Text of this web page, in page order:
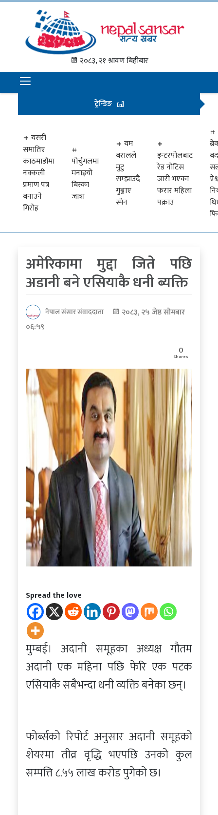
२०८३, २१ श्रावण बिहीबार
समाचार
राजनीति
अन्तराष्ट्रिय
अर्थ
मनोरञ्जन
प्रवास
खेलकुद
पत्रपत्रिकाबाट
ट्रेन्डिङ
यसरी
समातिए
काठमाडौंमा
नक्कली
प्रमाण पत्र
बनाउने
गिरोह
पोर्चुगलमा
मनाइयो
बिस्का
जात्रा
यम
बरालले
मुटु
सम्झाउदै
गुञ्जाए
स्पेन
इन्टरपोलबाट
रेड नोटिस
जारी भएका
फरार महिला
पक्राउ
अमेरिकामा मुद्दा जिते पछि
अडानी बने एसियाकै धनी ब्यक्ति
नेपाल संसार संवाददाता
२०८३, २५ जेष्ठ सोमबार
०६:५९
0
Shares
Spread the love
मुम्बई। अदानी समूहका अध्यक्ष गौतम
अदानी एक महिना पछि फेरि एक पटक
एसियाकै सबैभन्दा धनी व्यक्ति बनेका छन्।
फोर्ब्सको रिपोर्ट अनुसार अदानी समूहको
शेयरमा तीव्र वृद्धि भएपछि उनको कुल
सम्पत्ति ८.५५ लाख करोड पुगेको छ।